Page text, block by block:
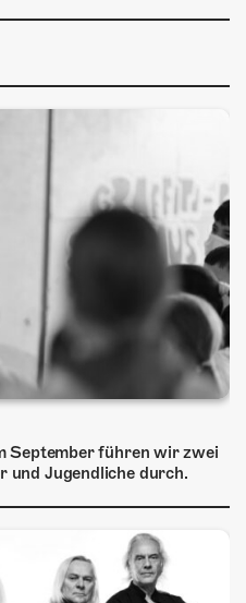
September führen wir zwei
Jugendliche durch.